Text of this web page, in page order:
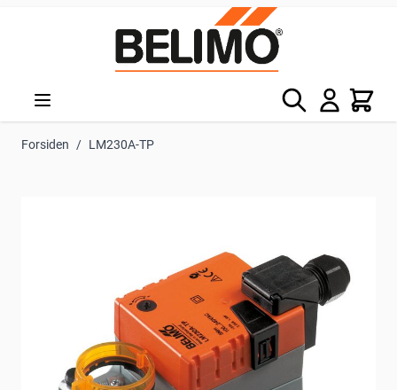
Søg Kurv
Forsiden / LM230A-TP